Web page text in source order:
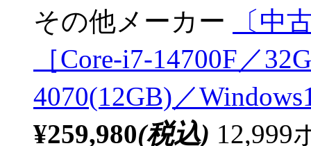
その他メーカー
〔中
［Core-i7-14700F／
4070(12GB)／
¥259,980(税込) 12,999